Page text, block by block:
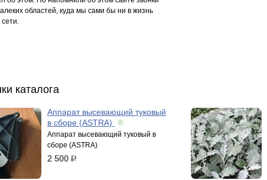
областей, куда мы сами бы ни в жизнь
каталога
Аппарат высевающий туковый
в сборе (ASTRA)
Аппарат высевающий туковый в
сборе (ASTRA)
2 500 р.